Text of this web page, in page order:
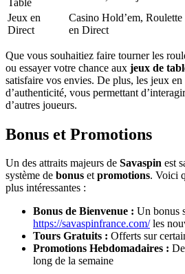
Jeux en
Direct
Casino Hold’em, Roulette
en Direct
Que vous souhaitiez faire tourner les
ou essayer votre chance aux jeux de
satisfaire vos envies. De plus, les jeux
d’authenticité, vous permettant
d’autres joueurs.
Bonus et Promotions
Un des attraits majeurs de Savaspin est
système de bonus etpromotions. Voici
plus intéressantes :
Bonus de Bienvenue : Un bonus
https://savaspinfrance.com/les
Tours Gratuits : Offerts sur
Promotions Hebdomadaires :
long de la semaine